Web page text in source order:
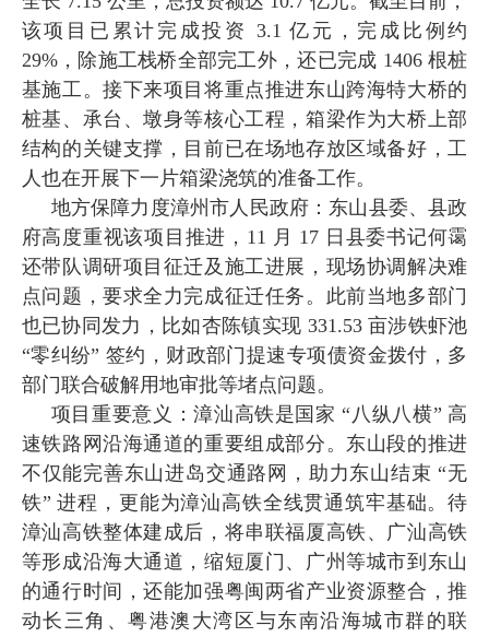
该项目已累计完成投资 3.1 亿元，完成比例约
29%，除施工栈桥全部完工外，还已完成 1406 根桩
基施工。接下来项目将重点推进东山跨海特大桥的
桩基、承台、墩身等核心工程，箱梁作为大桥上部
结构的关键支撑，目前已在场地存放区域备好，工
人也在开展下一片箱梁浇筑的准备工作。
地方保障力度漳州市人民政府：东山县委、县政
府高度重视该项目推进，11 月 17 日县委书记何霭
还带队调研项目征迁及施工进展，现场协调解决难
点问题，要求全力完成征迁任务。此前当地多部门
也已协同发力，比如杏陈镇实现 331.53 亩涉铁虾池
“零纠纷” 签约，财政部门提速专项债资金拨付，多
部门联合破解用地审批等堵点问题。
项目重要意义：漳汕高铁是国家 “八纵八横” 高
速铁路网沿海通道的重要组成部分。东山段的推进
不仅能完善东山进岛交通路网，助力东山结束 “无
铁” 进程，更能为漳汕高铁全线贯通筑牢基础。待
漳汕高铁整体建成后，将串联福厦高铁、广汕高铁
等形成沿海大通道，缩短厦门、广州等城市到东山
的通行时间，还能加强粤闽两省产业资源整合，推
动长三角、粤港澳大湾区与东南沿海城市群的联